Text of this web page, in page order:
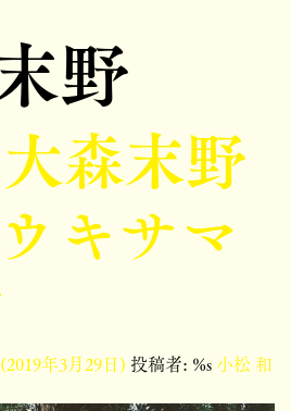
野
森末野
キサマ
(2019年3月29日) 投稿者: %s小松 和